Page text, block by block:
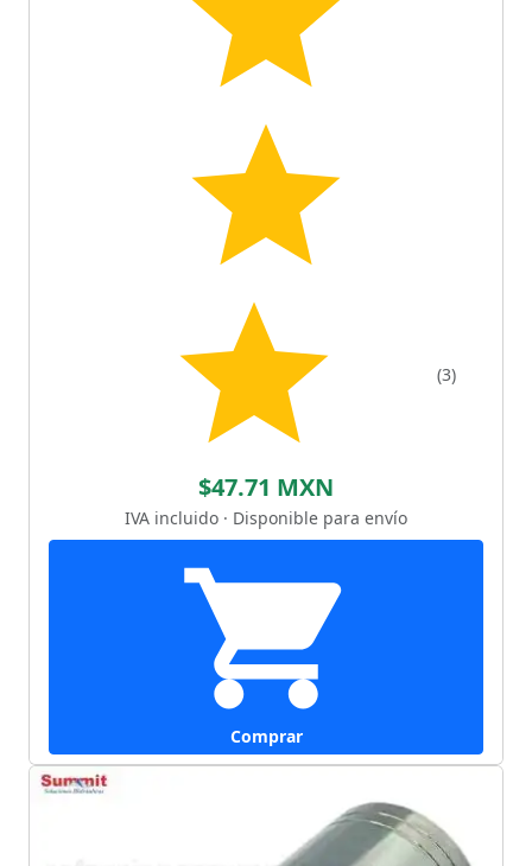
(3)
$47.71 MXN
IVA incluido · Disponible para envío
Comprar